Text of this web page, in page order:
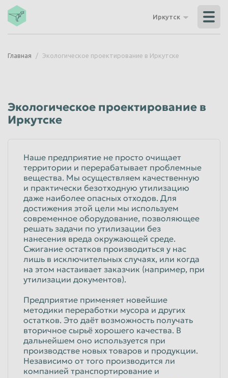
Владикавказ
Волгоград
Воронеж Грозный
Иркутск Йошкар-Ола
Кемерово Керчь
Комсомольск-на-Амуре
Королёв Кострома
Красногорск Краснодар
Красноярск Курган
Липецк
Люберцы Магнитогорск
Москва Мурманск
Набережные Челны
Нальчик Нижневартовск
Нижнекамск Нижний Новгород
Иркутск
Главная Экологическое проектирование в Иркутске
Экологическое проектирование в
Иркутске
Наше предприятие не просто очищает
территории и перерабатывает проблемные
вещества. Мы осуществляем качественную
и практически безотходную утилизацию
даже наиболее опасных отходов. Для
достижения этой цели мы используем
современное оборудование, позволяющее
решать задачи по утилизации без
нанесения вреда окружающей среде.
Сжигание остатков производиться у нас
лишь в исключительных случаях, или когда
на этом настаивает заказчик (например, при
утилизации документов).
Предприятие применяет новейшие
методики переработки мусора и других
остатков. Это даёт возможность получать
вторичное сырьё хорошего качества. В
дальнейшем оно используется при
производстве новых товаров и продукции.
Независимо от того производится ли
компанией транспортирование и